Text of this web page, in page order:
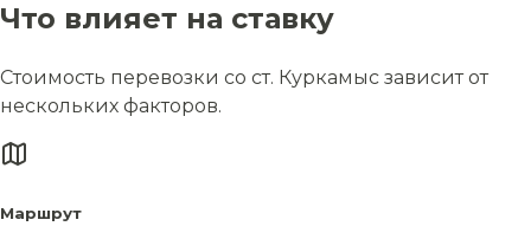
Что влияет на ставку
Стоимость перевозки со ст. Куркамыс зависит от
нескольких факторов.
Маршрут